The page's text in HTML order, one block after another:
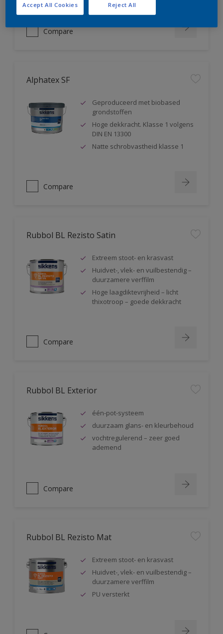
Compare
Alphatex SF
Geproduceerd met biobased
grondstoffen
Hoge dekkracht. Klasse 1 volgens
DIN EN 13300
Natte schrobvastheid klasse 1
Compare
Rubbol BL Rezisto Satin
Extreem stoot- en krasvast
Huidvet-, vlek- en vuilbestendig –
duurzamere verffilm
Hoge laagdiktevrijheid – licht
thixotroop – goede dekkracht
Compare
Rubbol BL Exterior
één-pot-systeem
duurzaam glans- en kleurbehoud
vochtregulerend – zeer goed
ademend
Compare
Rubbol BL Rezisto Mat
Extreem stoot- en krasvast
Huidvet-, vlek- en vuilbestendig –
duurzamere verffilm
PU versterkt
Reject All
Accept All Cookies